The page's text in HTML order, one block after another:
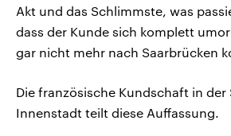
Akt und das Schlimmste, was
dass der Kunde sich komplett
gar nicht mehr nach Saarbrücken
Die französische Kundschaft in der
Innenstadt teilt diese Auffassung.